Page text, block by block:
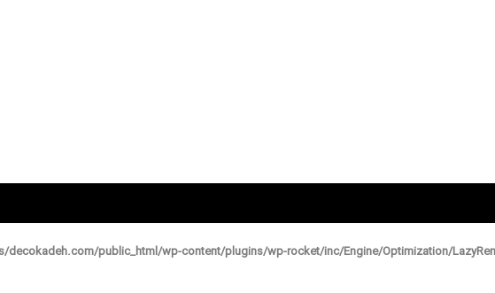
public_html/wp-content/plugins/wp-rocket/inc/Engine/Optimization/